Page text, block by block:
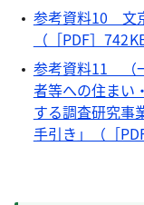
参考資料10 文
（［PDF］
参考資料11 （
者等への住まい
する調査研究
手引き」（［